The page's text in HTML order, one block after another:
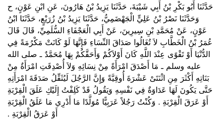
حَدَّثَنَا أَبُو بَكْرِ بْنُ أَبِي شَيْبَةَ، حَدَّثَنَا يَزِيدُ بْنُ هَارُونَ، عَنِ ابْنِ عَوْنٍ، ح
وَحَدَّثَنَا نَصْرُ بْنُ عَلِيٍّ الْجَهْضَمِيُّ، حَدَّثَنَا يَزِيدُ بْنُ زُرَيْعٍ، حَدَّثَنَا ابْنُ
عَوْنٍ، عَنْ مُحَمَّدِ بْنِ سِيرِينَ، عَنْ أَبِي الْعَجْفَاءِ السُّلَمِيِّ، قَالَ قَالَ
عُمَرُ بْنُ الْخَطَّابِ لاَ تُغَالُوا صَدَاقَ النِّسَاءِ فَإِنَّهَا لَوْ كَانَتْ مَكْرُمَةً فِي
الدُّنْيَا أَوْ تَقْوًى عِنْدَ اللَّهِ كَانَ أَوْلاَكُمْ وَأَحَقَّكُمْ بِهَا مُحَمَّدٌ ـ صلى الله
عليه وسلم ـ مَا أَصْدَقَ امْرَأَةً مِنْ نِسَائِهِ وَلاَ أُصْدِقَتِ امْرَأَةٌ مِنْ
بَنَاتِهِ أَكْثَرَ مِنِ اثْنَتَىْ عَشْرَةَ أُوقِيَّةً وَإِنَّ الرَّجُلَ لَيُثَقِّلُ صَدَقَةَ امْرَأَتِهِ
حَتَّى يَكُونَ لَهَا عَدَاوَةٌ فِي نَفْسِهِ وَيَقُولُ قَدْ كَلِفْتُ إِلَيْكِ عَلَقَ الْقِرْبَةِ
أَوْ عَرَقَ الْقِرْبَةِ ‏.‏ وَكُنْتُ رَجُلاً عَرَبِيًّا مُوَلَّدًا مَا أَدْرِي مَا عَلَقُ الْقِرْبَةِ
أَوْ عَرَقُ الْقِرْبَةِ ‏.‏